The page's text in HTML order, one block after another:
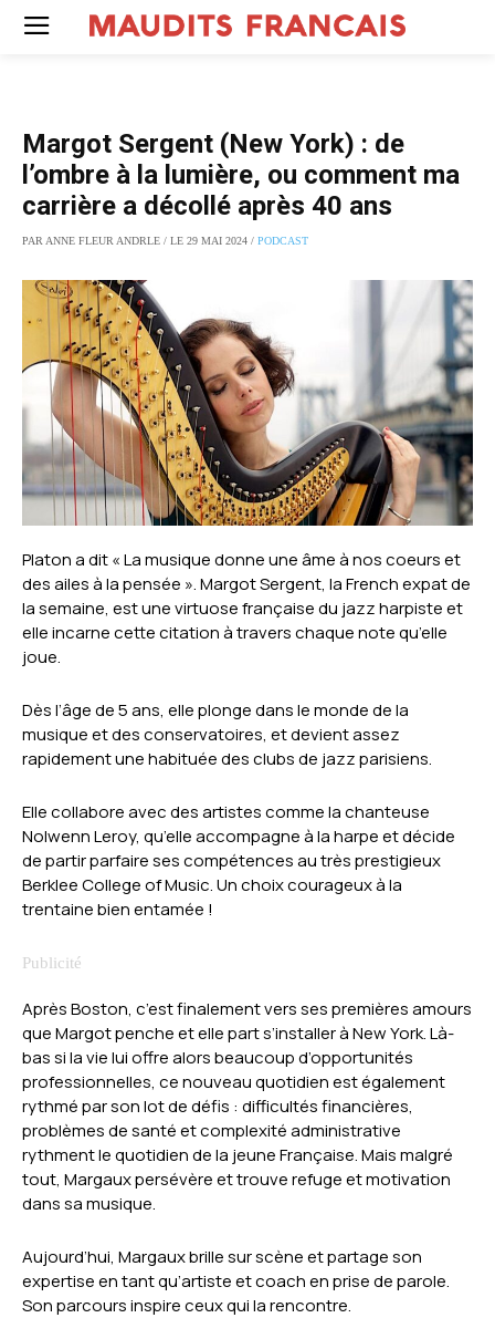
Margot Sergent (New York) : de
l’ombre à la lumière, ou comment ma
carrière a décollé après 40 ans
PAR ANNE FLEUR ANDRLE / LE 29 MAI 2024 / PODCAST
Platon a dit « La musique donne une âme à nos coeurs et
des ailes à la pensée ». Margot Sergent, la French expat de
la semaine, est une virtuose française du jazz harpiste et
elle incarne cette citation à travers chaque note qu’elle
joue.
Dès l’âge de 5 ans, elle plonge dans le monde de la
musique et des conservatoires, et devient assez
rapidement une habituée des clubs de jazz parisiens.
Elle collabore avec des artistes comme la chanteuse
Nolwenn Leroy, qu’elle accompagne à la harpe et décide
de partir parfaire ses compétences au très prestigieux
Berklee College of Music. Un choix courageux à la
trentaine bien entamée !
Après Boston, c’est finalement vers ses premières amours
que Margot penche et elle part s’installer à New York. Là-
bas si la vie lui offre alors beaucoup d’opportunités
professionnelles, ce nouveau quotidien est également
rythmé par son lot de défis : difficultés financières,
problèmes de santé et complexité administrative
rythment le quotidien de la jeune Française. Mais malgré
tout, Margaux persévère et trouve refuge et motivation
dans sa musique.
Aujourd’hui, Margaux brille sur scène et partage son
expertise en tant qu’artiste et coach en prise de parole.
Son parcours inspire ceux qui la rencontre.